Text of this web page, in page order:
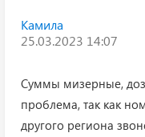
Камила
25.03.2023 14:07
Суммы мизерные,
проблема, так как
другого региона